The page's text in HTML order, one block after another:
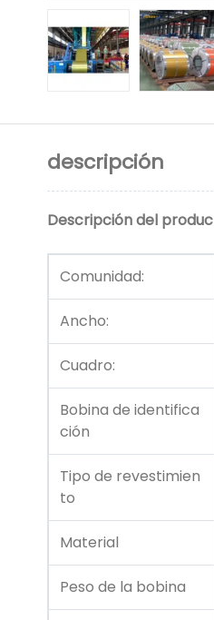
descripción
Descripción del
Comunidad:
Ancho:
Cuadro:
Bobina de identifica
ción
Tipo de revestimien
to
Material
Peso de la bobina